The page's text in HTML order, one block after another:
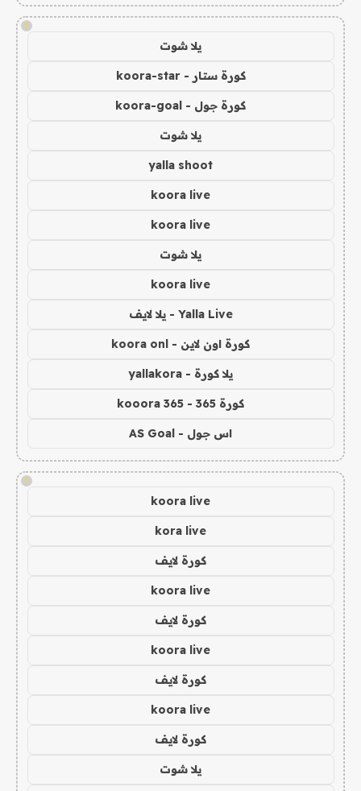
!
يلا شوت
كورة ستار - koora-star
كورة جول - koora-goal
يلا شوت
yalla shoot
koora live
koora live
يلا شوت
koora live
Yalla Live - يلا لايف
كورة اون لاين - koora onl
يلا كورة - yallakora
كورة 365 - kooora 365
اس جول - AS Goal
!
koora live
kora live
كورة لايف
koora live
كورة لايف
koora live
كورة لايف
koora live
كورة لايف
يلا شوت